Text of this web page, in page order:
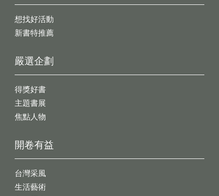
想找好活動
新書特推薦
開卷有益
台灣采風
生活藝術
嚴選企劃
得獎好書
主題書展
焦點人物